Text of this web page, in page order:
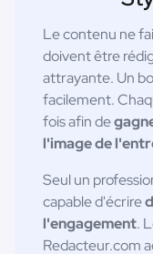
Le contenu ne
doivent être
attrayante. Un
facilement.
fois afin de
l'image de
Seul un
capable d'écrire
l'engagement.
Redacteur.com